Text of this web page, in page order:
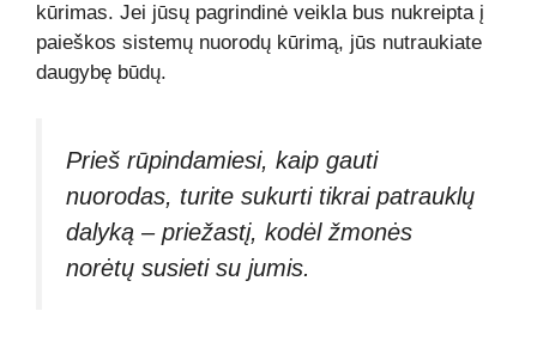
kūrimas. Jei jūsų pagrindinė veikla bus nukreipta į
paieškos sistemų nuorodų kūrimą, jūs nutraukiate
daugybę būdų.
Prieš rūpindamiesi, kaip gauti
nuorodas, turite sukurti tikrai patrauklų
dalyką – priežastį, kodėl žmonės
norėtų susieti su jumis.